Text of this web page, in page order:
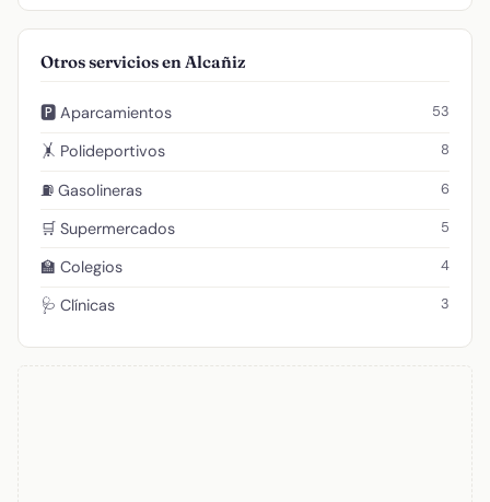
Otros servicios en Alcañiz
🅿️ Aparcamientos 53
🤸 Polideportivos 8
⛽ Gasolineras 6
🛒 Supermercados 5
🏫 Colegios 4
🩺 Clínicas 3